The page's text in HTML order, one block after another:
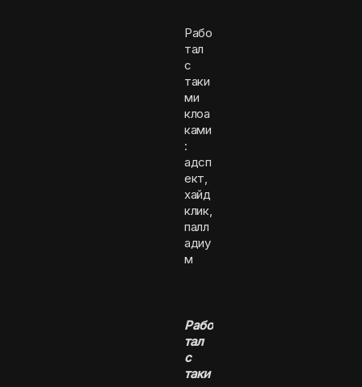
Рабо
тал
с
таки
ми
клоа
ками
:
адсп
ект,
хайд
клик,
палл
адиу
м
Рабо
тал
с
таки